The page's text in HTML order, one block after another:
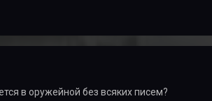
в оружейной без всяких писем?